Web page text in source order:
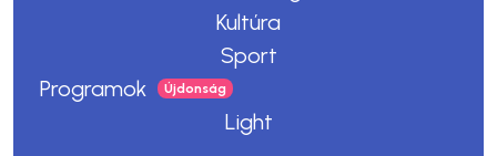
Kultúra
Sport
Programok
Light